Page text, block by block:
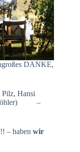
DANKE,
Hansi
–
– haben wir